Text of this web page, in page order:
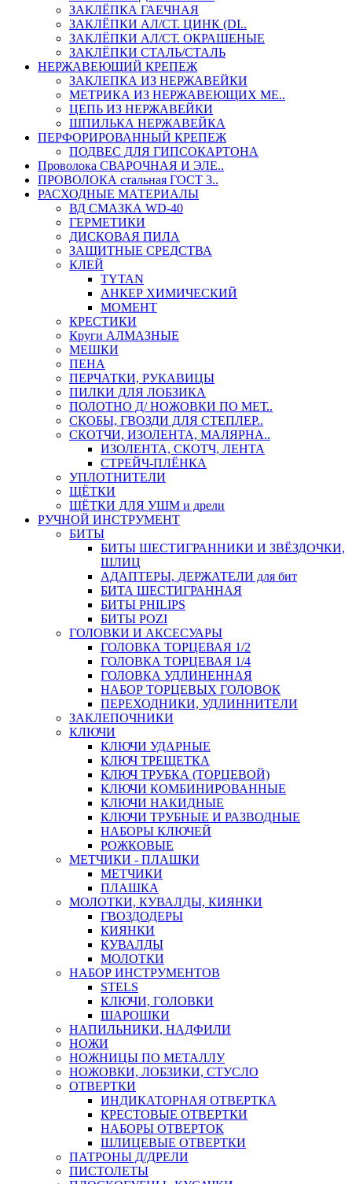
ЗАКЛЁПКА ГАЕЧНАЯ
ЗАКЛЁПКИ АЛ/СТ. ЦИНК (DI..
ЗАКЛЁПКИ АЛ/СТ. ОКРАШЕНЫЕ
ЗАКЛЁПКИ СТАЛЬ/СТАЛЬ
НЕРЖАВЕЮЩИЙ КРЕПЕЖ
ЗАКЛЕПКА ИЗ НЕРЖАВЕЙКИ
МЕТРИКА ИЗ НЕРЖАВЕЮЩИХ МЕ..
ЦЕПЬ ИЗ НЕРЖАВЕЙКИ
ШПИЛЬКА НЕРЖАВЕЙКА
ПЕРФОРИРОВАННЫЙ КРЕПЕЖ
ПОДВЕС ДЛЯ ГИПСОКАРТОНА
Проволока СВАРОЧНАЯ И ЭЛЕ..
ПРОВОЛОКА стальная ГОСТ 3..
РАСХОДНЫЕ МАТЕРИАЛЫ
ВД СМАЗКА WD-40
ГЕРМЕТИКИ
ДИСКОВАЯ ПИЛА
ЗАЩИТНЫЕ СРЕДСТВА
КЛЕЙ
TYTAN
АНКЕР ХИМИЧЕСКИЙ
МОМЕНТ
КРЕСТИКИ
Круги АЛМАЗНЫЕ
МЕШКИ
ПЕНА
ПЕРЧАТКИ, РУКАВИЦЫ
ПИЛКИ ДЛЯ ЛОБЗИКА
ПОЛОТНО Д/ НОЖОВКИ ПО МЕТ..
СКОБЫ, ГВОЗДИ ДЛЯ СТЕПЛЕР..
СКОТЧИ, ИЗОЛЕНТА, МАЛЯРНА..
ИЗОЛЕНТА, СКОТЧ, ЛЕНТА
СТРЕЙЧ-ПЛЁНКА
УПЛОТНИТЕЛИ
ЩЁТКИ
ЩЁТКИ ДЛЯ УШМ и дрели
РУЧНОЙ ИНСТРУМЕНТ
БИТЫ
БИТЫ ШЕСТИГРАННИКИ И ЗВЁЗДОЧКИ,
ШЛИЦ
АДАПТЕРЫ, ДЕРЖАТЕЛИ для бит
БИТА ШЕСТИГРАННАЯ
БИТЫ PHILIPS
БИТЫ POZI
ГОЛОВКИ И АКСЕСУАРЫ
ГОЛОВКА ТОРЦЕВАЯ 1/2
ГОЛОВКА ТОРЦЕВАЯ 1/4
ГОЛОВКА УДЛИНЕННАЯ
НАБОР ТОРЦЕВЫХ ГОЛОВОК
ПЕРЕХОДНИКИ, УДЛИННИТЕЛИ
ЗАКЛЕПОЧНИКИ
КЛЮЧИ
КЛЮЧИ УДАРНЫЕ
КЛЮЧ ТРЕЩЕТКА
КЛЮЧ ТРУБКА (ТОРЦЕВОЙ)
КЛЮЧИ КОМБИНИРОВАННЫЕ
КЛЮЧИ НАКИДНЫЕ
КЛЮЧИ ТРУБНЫЕ И РАЗВОДНЫЕ
НАБОРЫ КЛЮЧЕЙ
РОЖКОВЫЕ
МЕТЧИКИ - ПЛАШКИ
МЕТЧИКИ
ПЛАШКА
МОЛОТКИ, КУВАЛДЫ, КИЯНКИ
ГВОЗДОДЕРЫ
КИЯНКИ
КУВАЛДЫ
МОЛОТКИ
НАБОР ИНСТРУМЕНТОВ
STELS
КЛЮЧИ, ГОЛОВКИ
ШАРОШКИ
НАПИЛЬНИКИ, НАДФИЛИ
НОЖИ
НОЖНИЦЫ ПО МЕТАЛЛУ
НОЖОВКИ, ЛОБЗИКИ, СТУСЛО
ОТВЕРТКИ
ИНДИКАТОРНАЯ ОТВЕРТКА
КРЕСТОВЫЕ ОТВЕРТКИ
НАБОРЫ ОТВЕРТОК
ШЛИЦЕВЫЕ ОТВЕРТКИ
ПАТРОНЫ Д/ДРЕЛИ
ПИСТОЛЕТЫ